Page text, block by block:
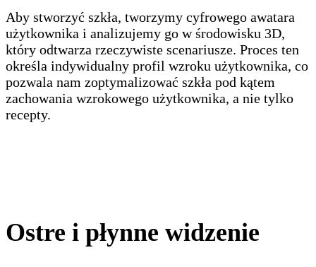
Aby stworzyć szkła, tworzymy cyfrowego awatara
użytkownika i analizujemy go w środowisku 3D,
który odtwarza rzeczywiste scenariusze. Proces ten
określa indywidualny profil wzroku użytkownika, co
pozwala nam zoptymalizować szkła pod kątem
zachowania wzrokowego użytkownika, a nie tylko
recepty.
Ostre i płynne widzenie